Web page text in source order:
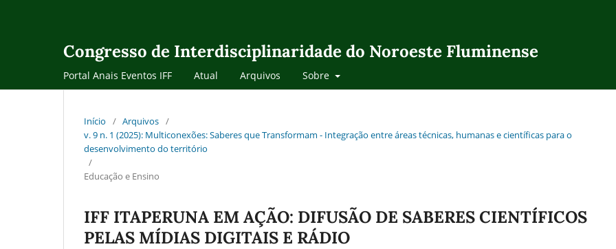
Congresso de Interdisciplinaridade do Noroeste Fluminense
Portal Anais Eventos IFF Atual Arquivos Sobre
Início / Arquivos /
v. 9 n. 1 (2025): Multiconexões: Saberes que Transformam - Integração entre áreas técnicas, humanas e científicas para o
desenvolvimento do território
/
Educação e Ensino
IFF ITAPERUNA EM AÇÃO: DIFUSÃO DE SABERES CIENTÍFICOS
PELAS MÍDIAS DIGITAIS E RÁDIO